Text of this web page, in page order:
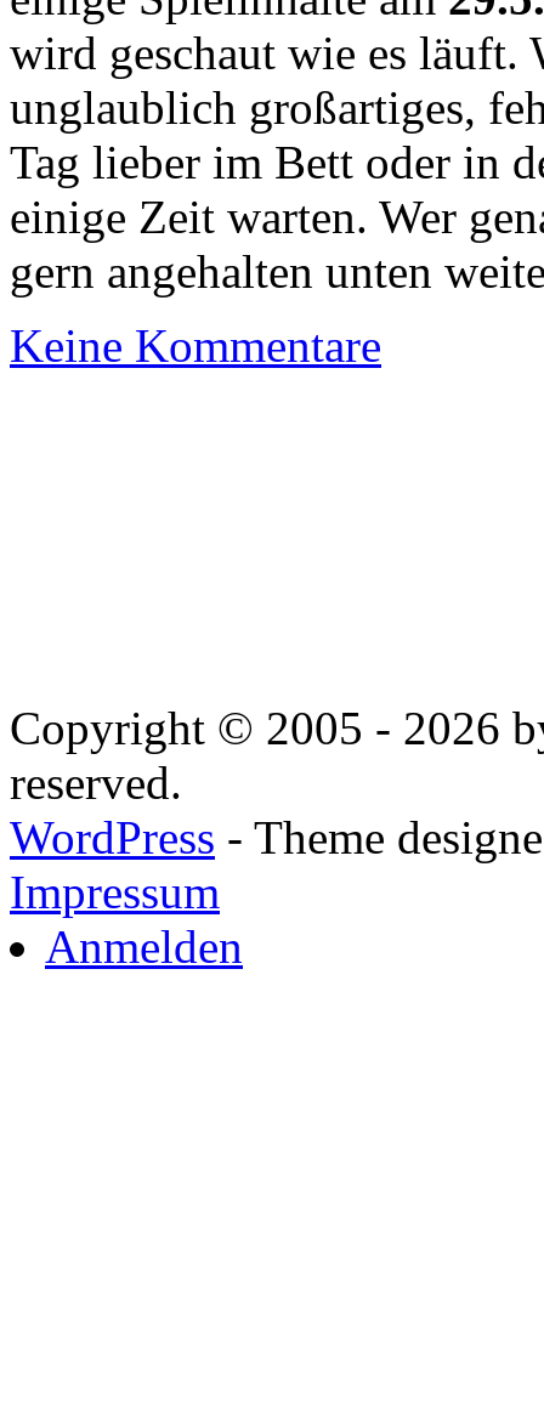
wird geschaut wie es läuft.
unglaublich großartiges,
Tag lieber im Bett oder in
einige Zeit warten. Wer
gern angehalten unten
Keine Kommentare
Copyright © 2005 - 2026
reserved.
WordPress - Theme
Impressum
Anmelden